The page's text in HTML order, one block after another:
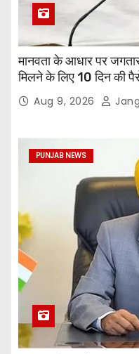
मानवता के आधार पर जगतार
मिलने के लिए 10 दिन की
सिंह मानAug 9, 2026
PUNJAB NEWS